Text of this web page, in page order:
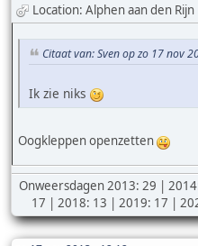
Location: Alphen aan den Rijn
Citaat van: Sven op zo 17 nov
Ik zie niks
Oogkleppen openzetten
Onweersdagen 2013: 29 |
17 | 2018: 13 | 2019: 17 |